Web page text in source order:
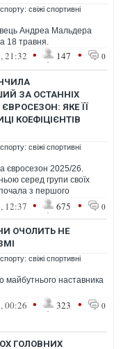
свіжі спортивні
Андреа Мальдера
18 травня.
21:32 • 147 • 0
ЗА ОСТАННІХ
ЯКЕ ЇЇ
КОЕФІЦІЄНТІВ
свіжі спортивні
євросезон 2025/26.
серед групи своїх
з першого
раунду і була
12:37 • 675 • 0
ОЧОЛИТЬ НЕ
свіжі спортивні
майбутнього наставника
00:26 • 323 • 0
ГОЛОВНИХ